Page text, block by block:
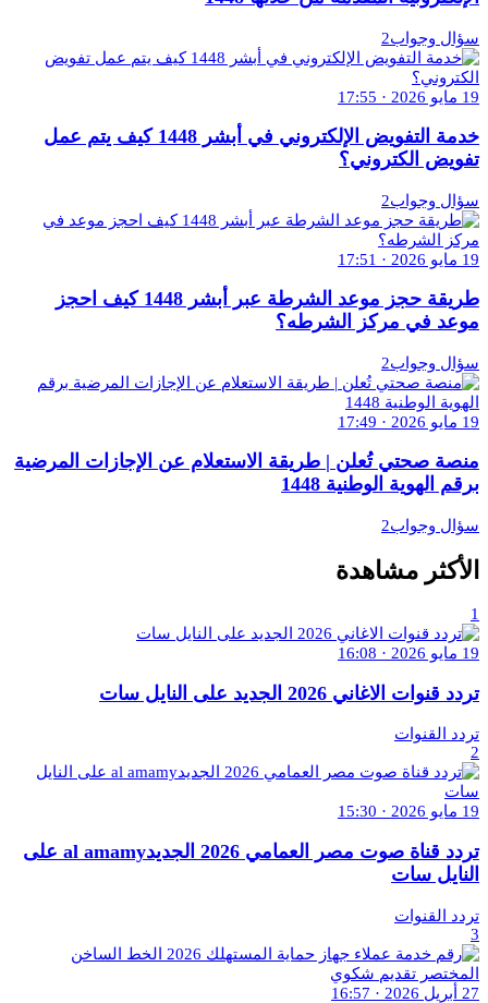
سؤال وجواب2
19 مايو 2026 · 17:55
خدمة التفويض الإلكتروني في أبشر 1448 كيف يتم عمل
تفويض الكتروني؟
سؤال وجواب2
19 مايو 2026 · 17:51
طريقة حجز موعد الشرطة عبر أبشر 1448 كيف احجز
موعد في مركز الشرطه؟
سؤال وجواب2
19 مايو 2026 · 17:49
منصة صحتي تُعلن | طريقة الاستعلام عن الإجازات المرضية
برقم الهوية الوطنية 1448
سؤال وجواب2
الأكثر مشاهدة
1
19 مايو 2026 · 16:08
تردد قنوات الاغاني 2026 الجديد على النايل سات
تردد القنوات
2
19 مايو 2026 · 15:30
تردد قناة صوت مصر العمامي 2026 الجديدal amamy على
النايل سات
تردد القنوات
3
27 أبريل 2026 · 16:57